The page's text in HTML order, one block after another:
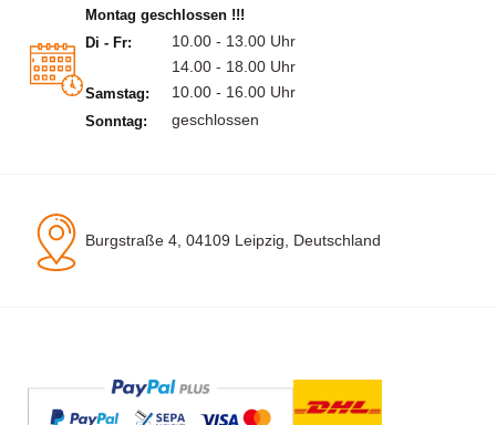
Montag geschlossen !!!
Di - Fr:
10.00 - 13.00 Uhr
14.00 - 18.00 Uhr
Samstag: 10.00 - 16.00 Uhr
Sonntag: geschlossen
Burgstraße 4, 04109 Leipzig, Deutschland